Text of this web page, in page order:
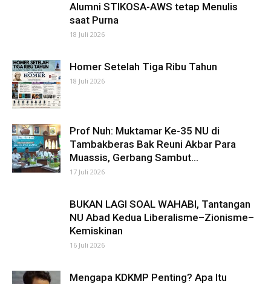
Alumni STIKOSA-AWS tetap Menulis
saat Purna
18 Juli 2026
Homer Setelah Tiga Ribu Tahun
18 Juli 2026
Prof Nuh: Muktamar Ke-35 NU di
Tambakberas Bak Reuni Akbar Para
Muassis, Gerbang Sambut...
17 Juli 2026
BUKAN LAGI SOAL WAHABI, Tantangan
NU Abad Kedua Liberalisme–Zionisme–
Kemiskinan
16 Juli 2026
Mengapa KDKMP Penting? Apa Itu